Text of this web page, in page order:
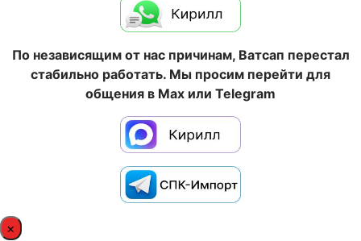
По независящим от нас причинам, Ватсап перестал
стабильно работать. Мы просим перейти для
общения в Max или Telegram
×